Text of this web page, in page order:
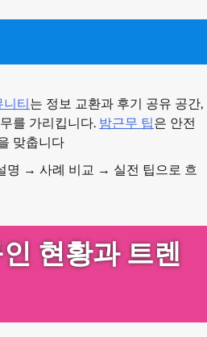
니티는 정보 교환과 후기 공유 공간,
를 가리킵니다. 밤근무 팁은 안전
맞춥니다
명 → 사례 비교 → 실전 팁으로 흐
현황과 트렌